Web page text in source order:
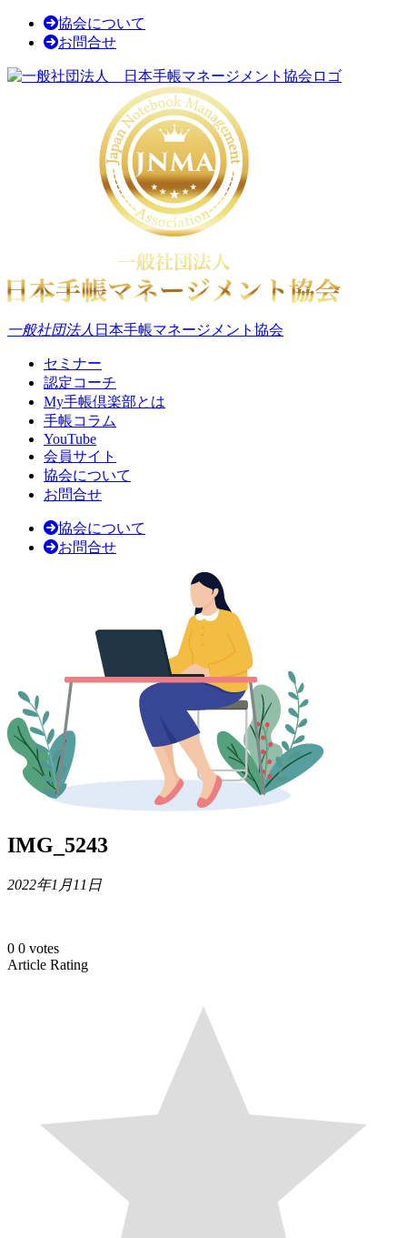
協会について
お問合せ
一般社団法人 日本手帳マネージメント協会
セミナー
認定コーチ
My手帳倶楽部とは
手帳コラム
YouTube
会員サイト
協会について
お問合せ
協会について
お問合せ
IMG_5243
2022年1月11日
0 0 votes
Article Rating